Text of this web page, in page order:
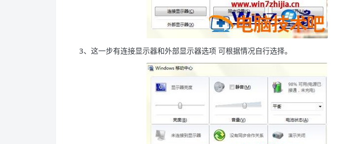
3、这一步有连接显示器和外部显示器选项 可根据情况自行选择。